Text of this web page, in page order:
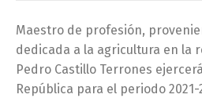
Maestro de profesión,
dedicada a la agricultura en la
Pedro Castillo Terrones
República para el periodo 2021-